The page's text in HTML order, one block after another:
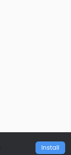
Install